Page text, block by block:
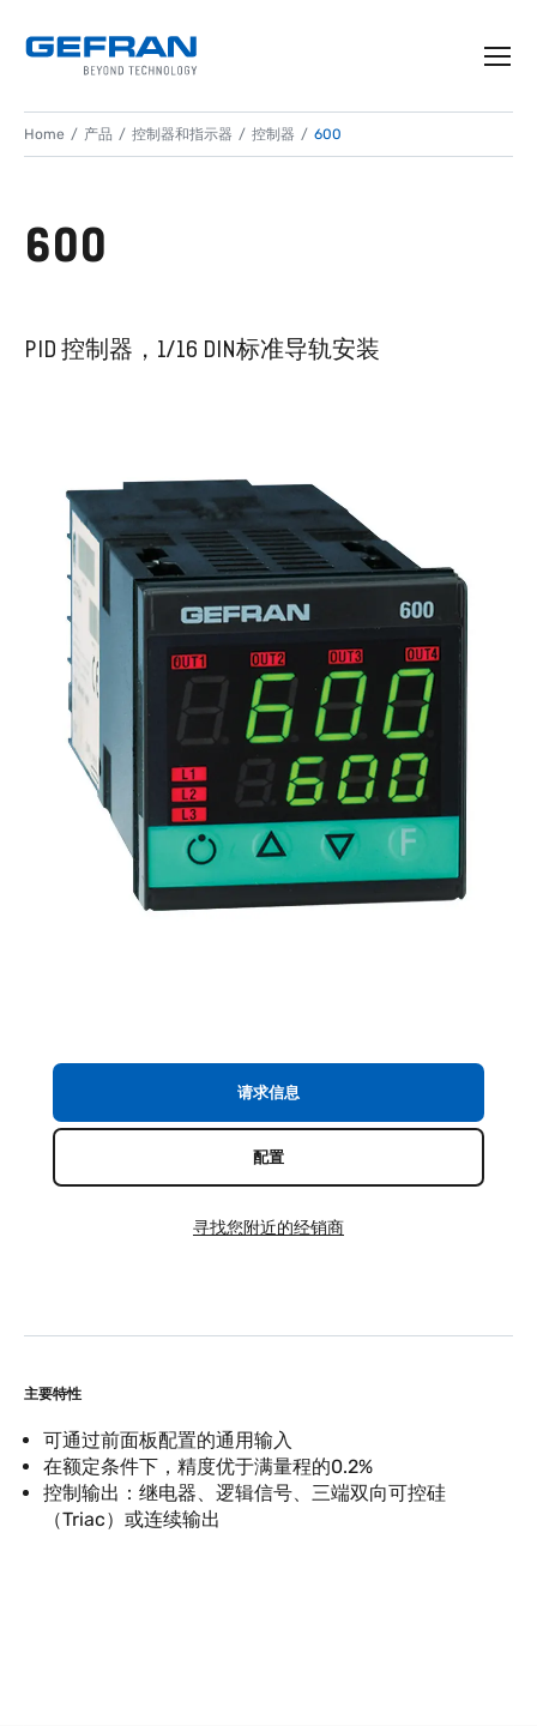
Home 产品 控制器和指示器 控制器 600
600
PID 控制器，1/16 DIN标准导轨安装
主要特性
可通过前面板配置的通用输入
在额定条件下，精度优于满量程的0.2%
控制输出：继电器、逻辑信号、三端双向可控硅
（Triac）或连续输出
请求信息
配置
寻找您附近的经销商